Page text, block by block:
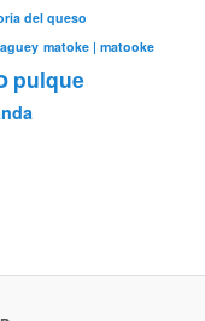
del queso
matoke | matooke
pulque